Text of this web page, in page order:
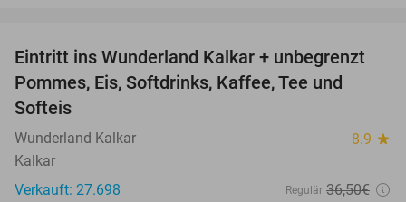
32%
Eintritt ins Wunderland Kalkar + unbegrenzt
Pommes, Eis, Softdrinks, Kaffee, Tee und
Softeis
Wunderland Kalkar 8.9 star
Kalkar
Verkauft: 27.698
Regulär 36,50€